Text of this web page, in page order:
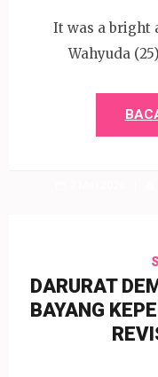
It was a bright
Wahyuda
DARURAT
BAYANG